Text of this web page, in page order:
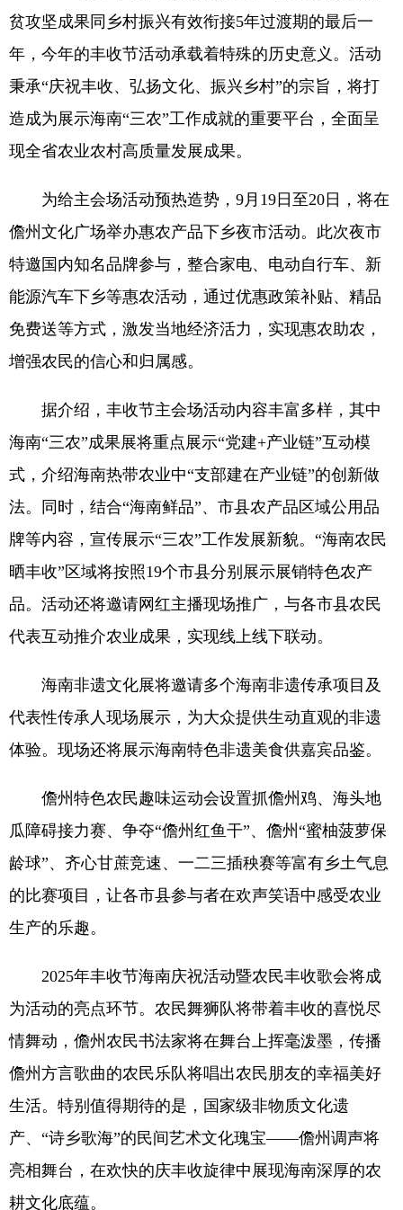
贫攻坚成果同乡村振兴有效衔接5年过渡期的最后一
年，今年的丰收节活动承载着特殊的历史意义。活动
秉承“庆祝丰收、弘扬文化、振兴乡村”的宗旨，将打
造成为展示海南“三农”工作成就的重要平台，全面呈
现全省农业农村高质量发展成果。
为给主会场活动预热造势，9月19日至20日，将在
儋州文化广场举办惠农产品下乡夜市活动。此次夜市
特邀国内知名品牌参与，整合家电、电动自行车、新
能源汽车下乡等惠农活动，通过优惠政策补贴、精品
免费送等方式，激发当地经济活力，实现惠农助农，
增强农民的信心和归属感。
据介绍，丰收节主会场活动内容丰富多样，其中
海南“三农”成果展将重点展示“党建+产业链”互动模
式，介绍海南热带农业中“支部建在产业链”的创新做
法。同时，结合“海南鲜品”、市县农产品区域公用品
牌等内容，宣传展示“三农”工作发展新貌。“海南农民
晒丰收”区域将按照19个市县分别展示展销特色农产
品。活动还将邀请网红主播现场推广，与各市县农民
代表互动推介农业成果，实现线上线下联动。
海南非遗文化展将邀请多个海南非遗传承项目及
代表性传承人现场展示，为大众提供生动直观的非遗
体验。现场还将展示海南特色非遗美食供嘉宾品鉴。
儋州特色农民趣味运动会设置抓儋州鸡、海头地
瓜障碍接力赛、争夺“儋州红鱼干”、儋州“蜜柚菠萝保
龄球”、齐心甘蔗竞速、一二三插秧赛等富有乡土气息
的比赛项目，让各市县参与者在欢声笑语中感受农业
生产的乐趣。
2025年丰收节海南庆祝活动暨农民丰收歌会将成
为活动的亮点环节。农民舞狮队将带着丰收的喜悦尽
情舞动，儋州农民书法家将在舞台上挥毫泼墨，传播
儋州方言歌曲的农民乐队将唱出农民朋友的幸福美好
生活。特别值得期待的是，国家级非物质文化遗
产、“诗乡歌海”的民间艺术文化瑰宝——儋州调声将
亮相舞台，在欢快的庆丰收旋律中展现海南深厚的农
耕文化底蕴。